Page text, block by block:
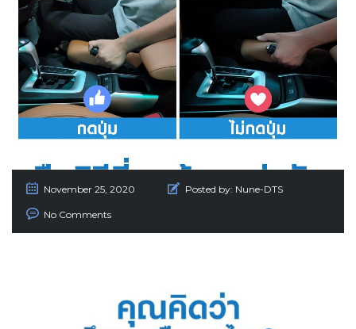
November 25, 2020 Posted by: Nune-DTS
No Comments